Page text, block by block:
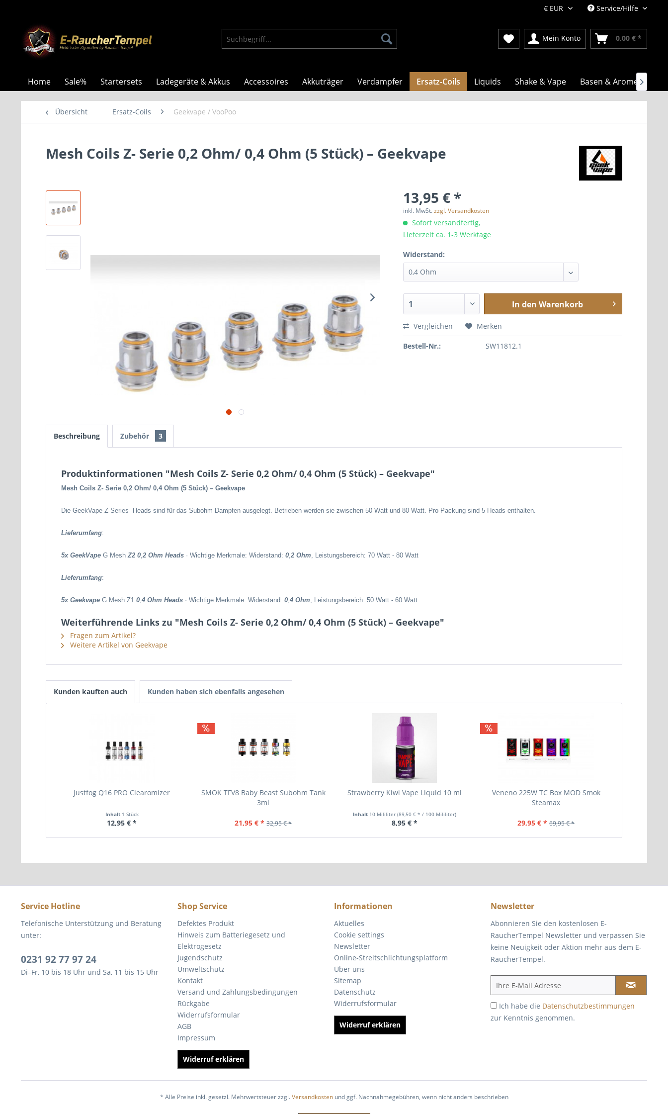
Service/Hilfe
Mein Konto 0,00 € *
Home Sale% Startersets Ladegeräte & Akkus Accessoires Akkuträger Verdampfer Ersatz-Coils Liquids Shake & Vape Basen & Aromen

Übersicht Ersatz-Coils Geekvape / VooPoo
Mesh Coils Z- Serie 0,2 Ohm/ 0,4 Ohm (5 Stück) – Geekvape
13,95 € *
inkl. MwSt.zzgl. Versandkosten
Sofort versandfertig,
Lieferzeit ca. 1-3 Werktage
Widerstand:
In den Warenkorb
Vergleichen Merken
Bestell-Nr.: SW11812.1
Beschreibung Zubehör 3
Produktinformationen "Mesh Coils Z- Serie 0,2 Ohm/ 0,4 Ohm (5 Stück) – Geekvape"
Mesh Coils Z- Serie 0,2 Ohm/ 0,4 Ohm (5 Stück) – Geekvape
Die GeekVape Z Series Heads sind für das Subohm-Dampfen ausgelegt. Betrieben werden sie zwischen 50 Watt und 80 Watt. Pro Packung sind 5 Heads enthalten.
Lieferumfang:
5x GeekVape G MeshZ2 0,2 Ohm Heads · Wichtige Merkmale: Widerstand: 0,2 Ohm, Leistungsbereich: 70 Watt - 80 Watt
Lieferumfang:
5x Geekvape G Mesh Z1 0,4 Ohm Heads · Wichtige Merkmale: Widerstand: 0,4 Ohm, Leistungsbereich: 50 Watt - 60 Watt
Weiterführende Links zu "Mesh Coils Z- Serie 0,2 Ohm/ 0,4 Ohm (5 Stück) – Geekvape"
Fragen zum Artikel?
Weitere Artikel von Geekvape
Kunden kauften auch Kunden haben sich ebenfalls angesehen
Justfog Q16 PRO Clearomizer
Inhalt 1 Stück
12,95 € *
SMOK TFV8 Baby Beast Subohm Tank
3ml
21,95 € * 32,95 € *
Strawberry Kiwi Vape Liquid 10 ml
Inhalt 10 Mililiter(89,50 € * / 100 Mililiter)
8,95 € *
Veneno 225W TC Box MOD Smok
Steamax
29,95 € * 69,95 € *
Service Hotline
Telefonische Unterstützung und Beratung
unter:
0231 92 77 97 24
Di–Fr, 10 bis 18 Uhr und Sa, 11 bis 15 Uhr
Shop Service
Defektes Produkt
Hinweis zum Batteriegesetz und
Elektrogesetz
Jugendschutz
Umweltschutz
Kontakt
Versand und Zahlungsbedingungen
Rückgabe
Widerrufsformular
AGB
Impressum
Widerruf erklären
Informationen
Aktuelles
Cookie settings
Newsletter
Online-Streitschlichtungsplatform
Über uns
Sitemap
Datenschutz
Widerrufsformular
Widerruf erklären
Newsletter
Abonnieren Sie den kostenlosen E-
RaucherTempel Newsletter und verpassen Sie
keine Neuigkeit oder Aktion mehr aus dem E-
RaucherTempel.
Ich habe die Datenschutzbestimmungen
zur Kenntnis genommen.
* Alle Preise inkl. gesetzl. Mehrwertsteuer zzgl.Versandkostenund ggf. Nachnahmegebühren, wenn nicht anders beschrieben